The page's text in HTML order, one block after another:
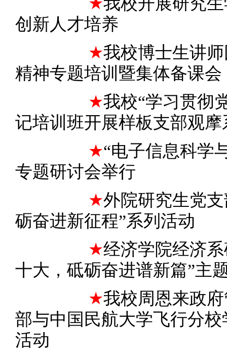
创新人才培养
★我校博士生讲
精神专题培训暨集体备课会
★我校“学习贯彻
记培训班开展样板支部观摩
★“电子信息科学
专题研讨会举行
★外院研究生党
砺奋进新征程”系列活动
★经济学院经济
十大，砥砺奋进谱新篇”主
★我校周恩来政
部与中国民航大学飞行分
活动